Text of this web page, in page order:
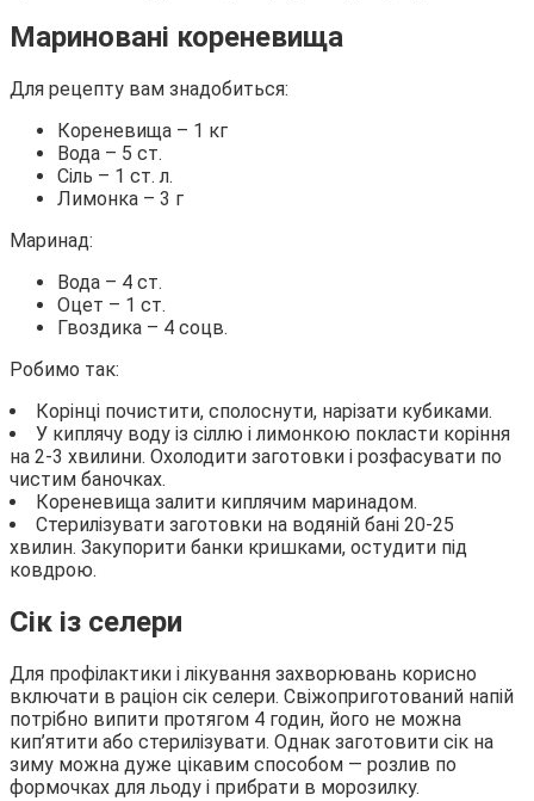
Мариновані кореневища
Для рецепту вам знадобиться:
Кореневища – 1 кг
Вода – 5 ст.
Сіль – 1 ст. л.
Лимонка – 3 г
Маринад:
Вода – 4 ст.
Оцет – 1 ст.
Гвоздика – 4 соцв.
Робимо так:
Корінці почистити, сполоснути, нарізати кубиками.
У киплячу воду із сіллю і лимонкою покласти коріння
на 2-3 хвилини. Охолодити заготовки і розфасувати по
чистим баночках.
Кореневища залити киплячим маринадом.
Стерилізувати заготовки на водяній бані 20-25
хвилин. Закупорити банки кришками, остудити під
ковдрою.
Сік із селери
Для профілактики і лікування захворювань корисно
включати в раціон сік селери. Свіжоприготований напій
потрібно випити протягом 4 годин, його не можна
кип’ятити або стерилізувати. Однак заготовити сік на
зиму можна дуже цікавим способом — розлив по
формочках для льоду і прибрати в морозилку.